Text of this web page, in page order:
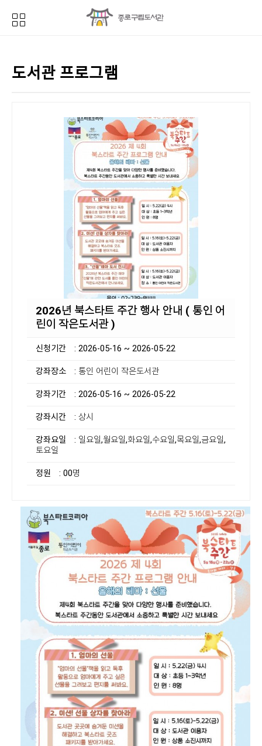
도서관 프로그램
2026년 북스타트 주간 행사 안내 ( 통인 어
린이 작은도서관 )
신청기간 : 2026-05-16 ~ 2026-05-22
강좌장소 : 통인 어린이 작은도서관
강좌기간 : 2026-05-16 ~ 2026-05-22
강좌시간 : 상시
강좌요일
: 일요일,월요일,화요일,수요일,목요일,금요일,
토요일
정원 : 00명